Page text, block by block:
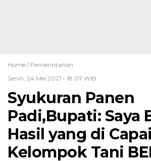
Home / Pemerintahan
Senin, 24 Mei 2021 - 18:07 WIB
Syukuran Panen
Padi,Bupati: Saya
Hasil yang di Capai
Kelompok Tani